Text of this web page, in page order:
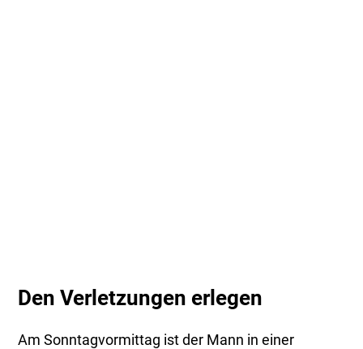
Den Verletzungen erlegen
Am Sonntagvormittag ist der Mann in einer